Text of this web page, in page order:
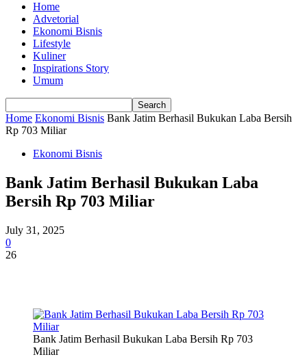
Home
Advetorial
Ekonomi Bisnis
Lifestyle
Kuliner
Inspirations Story
Umum
Home Ekonomi Bisnis Bank Jatim Berhasil Bukukan Laba Bersih
Rp 703 Miliar
Ekonomi Bisnis
Bank Jatim Berhasil Bukukan Laba
Bersih Rp 703 Miliar
July 31, 2025
0
26
Bank Jatim Berhasil Bukukan Laba Bersih Rp 703
Miliar